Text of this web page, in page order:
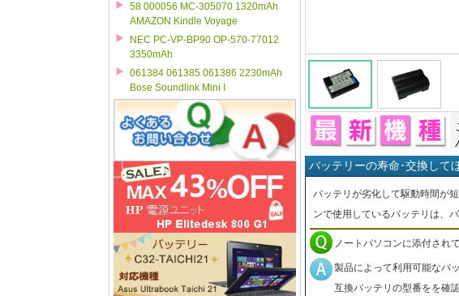
58 000056 MC-305070 1320mAh
AMAZON Kindle Voyage
NEC PC-VP-BP90 OP-570-77012
3350mAh
061384 061385 061386 2230mAh
Bose Soundlink Mini I
バッテリーの寿命･交換して
バッテリが劣化して駆動時間が
ンで使用しているバッテリは、
ノートパソコンに添付され
製品によって利用可能なバ
互換バッテリの型番をを確